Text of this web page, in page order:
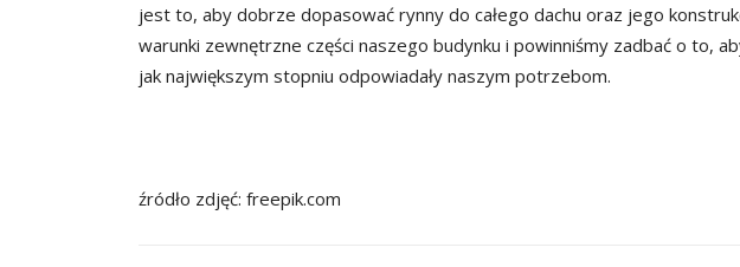
jest to, aby dobrze dopasować rynny do całego dachu oraz jego
warunki zewnętrzne części naszego budynku i powinniśmy zadbać o to,
jak największym stopniu odpowiadały naszym potrzebom.
źródło zdjęć: freepik.com